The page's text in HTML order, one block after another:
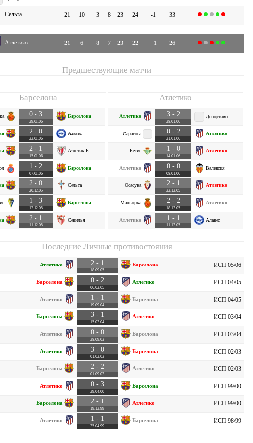
Сельта 21 10 3 8 23 24 -1 33
Атлетико 21 6 8 7 23 22 +1 26
Предшествующие матчи
Барселона
0 - 3
29.01.06
Барселона
2 - 0
22.01.06
Алавес
2 - 1
15.01.06
Атлетик Б
1 - 2
07.01.06
Барселона
2 - 0
20.12.05
Сельта
1 - 3
17.12.05
Барселона
2 - 1
11.12.05
Севилья
Атлетико
Атлетико 3 - 2
28.01.06
Депортиво
Сарагоса 0 - 2
21.01.06
Атлетико
Бетис 1 - 0
14.01.06
Атлетико
Атлетико 0 - 0
08.01.06
Валенсия
Осасуна 2 - 1
22.12.05
Атлетико
Мальорка 2 - 2
18.12.05
Атлетико
Атлетико 1 - 1
11.12.05
Алавес
Последние Личные противостояния
Атлетико 2 - 1
18.09.05
Барселона ИСП 05/06
Барселона 0 - 2
06.02.05
Атлетико ИСП 04/05
Атлетико 1 - 1
19.09.04
Барселона ИСП 04/05
Барселона 3 - 1
15.02.04
Атлетико ИСП 03/04
Атлетико 0 - 0
28.09.03
Барселона ИСП 03/04
Атлетико 3 - 0
01.02.03
Барселона ИСП 02/03
Барселона 2 - 2
01.09.02
Атлетико ИСП 02/03
Атлетико 0 - 3
29.04.00
Барселона ИСП 99/00
Барселона 2 - 1
19.12.99
Атлетико ИСП 99/00
Атлетико 1 - 1
25.04.99
Барселона ИСП 98/99